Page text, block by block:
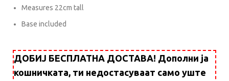
Measures 22cm tall
Base included
ДОБИЈ БЕСПЛАТНА ДОСТАВА! Дополни ја
кошничката, ти недостасуваат само уште